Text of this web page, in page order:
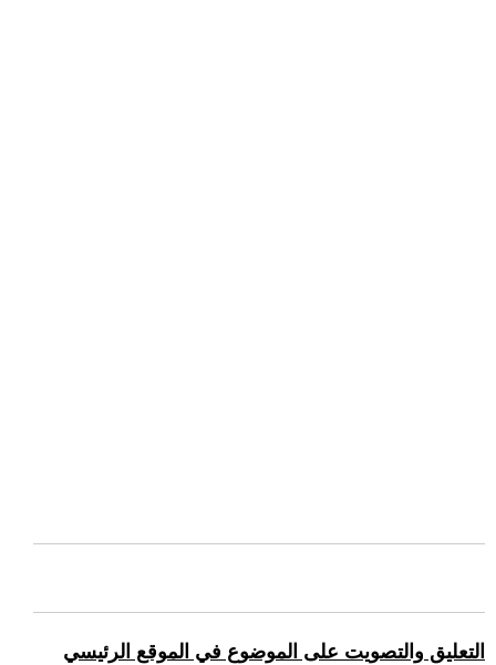
التعليق والتصويت على الموضوع في الموقع الرئيسي